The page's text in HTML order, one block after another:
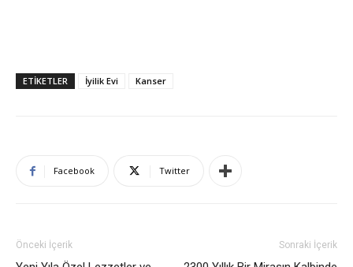
ETIKETLER İyilik Evi Kanser
Facebook Twitter
Önceki İçerik Sonraki İçerik